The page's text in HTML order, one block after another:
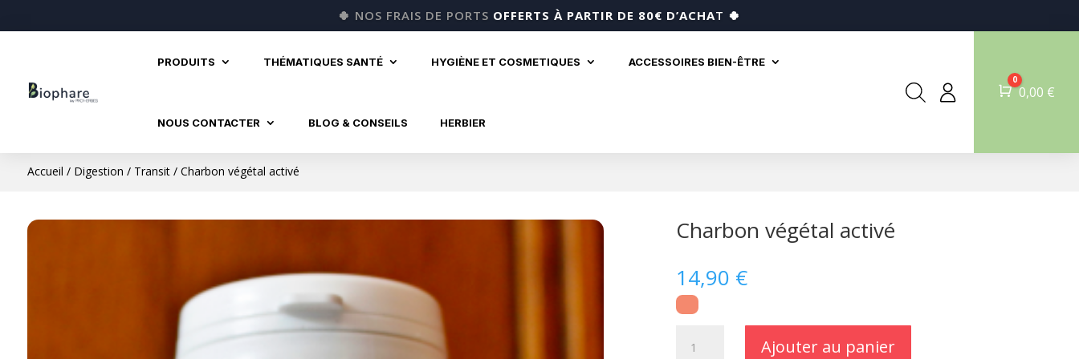
🍀 NOS FRAIS DE PORTS OFFERTS À PARTIR DE 80€ D’ACHAT 🍀
PRODUITS THÉMATIQUES SANTÉ HYGIÈNE ET COSMETIQUES ACCESSOIRES BIEN-ÊTRE
NOUS CONTACTER BLOG & CONSEILS HERBIER
Panier
0
0,00 €
Accueil / Digestion / Transit/ Charbon végétal activé
Charbon végétal activé
14,90 €
Ajouter au panier